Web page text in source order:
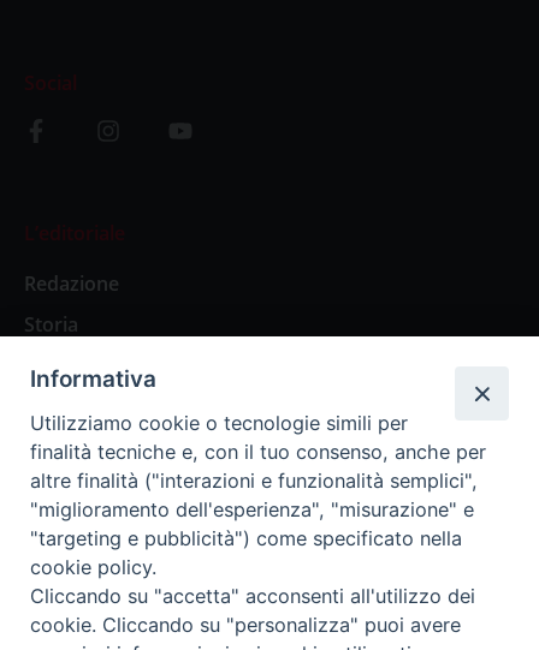
Social
L’editoriale
Redazione
Storia
Abbonamenti
Abbonamento Annuale Digitale
Abbonamento Annuale Cartaceo
Abbonamento Singola Copia Digitale
Informativa
Utilizziamo cookie o tecnologie simili per
finalità tecniche e, con il tuo consenso, anche per
altre finalità ("interazioni e funzionalità semplici",
"miglioramento dell'esperienza", "misurazione" e
"targeting e pubblicità") come specificato nella
cookie policy.
Cliccando su "accetta" acconsenti all'utilizzo dei
cookie. Cliccando su "personalizza" puoi avere